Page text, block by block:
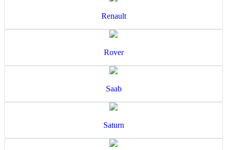
Renault
Rover
Saab
Saturn